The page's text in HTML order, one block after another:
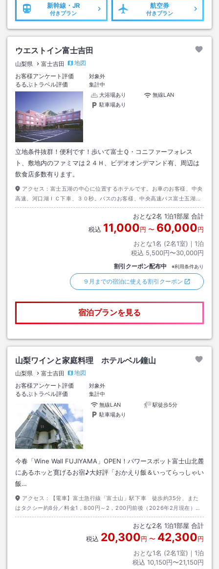
新幹線・JR
付きプラン
航空券
付きプラン
ウエストイン富士吉田
山梨県 富士吉田
地図
お客様アンケート評価
対象外
るるぶトラベル評価
集計中
大浴場あり
無線LAN
駐車場あり
立地条件抜群！便利です！歩いて富士Ｑ・コニファーフォレス
ト、敷地内のファミマは２４Ｈ、ビデオオンデマンド有、周辺は
飲食店多数有ります。
アクセス： 富士五湖の中心に位置するホテルです。お車のお客様、中央
高速、河口湖ＩＣ下車、３０秒。バスのお客様、中央高速バス富士五湖線
富士急ハイランド下車、徒歩５分。電車のお客様、富士急行線富士山駅下
おとな2名 1泊1部屋 合計
税込 11,000円 〜 60,000円
おとな1名 (2名1室)｜ 1泊
税込 5,500円〜30,000円
割引クーポン配布中 ※利用条件あり
９月までの宿泊に使える割引クーポン
宿泊プランを見る
山梨ワインと家庭料理 ホテルベル鐘山
山梨県 富士吉田
地図
お客様アンケート評価
対象外
るるぶトラベル評価
集計中
無線LAN
駅徒歩5分
駐車場あり
今春「Wine Wall FUJIYAMA」OPEN！パワースポット富士山北麓
にあるホッと寛げるお宿♪大好評「おかえり飯＆いってらっしゃい
飯…
アクセス：
【電車】富士急行線「富士山」駅下車 徒歩約35分、また
はタクシー約8分／料金1，800円～2，200円前後（2026年2月現在）
【高速バス】高速バス「富士急ハイランド」バスターミナル下車 無料送
おとな2名 1泊1部屋 合計
税込 20,300円 〜 42,300円
おとな1名 (2名1室)｜ 1泊
税込 10,150円〜21,150円